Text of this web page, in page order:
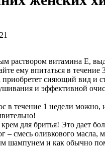
раствором витамина Е,
ему впитаться в
сияющий вид и
и эффективной
в течение 1 недели
для бритья! Это дает
– смесь оливкового
и как обычно